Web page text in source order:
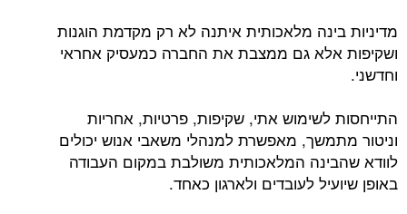
מדיניות בינה מלאכותית איתנה לא רק מקדמת הוגנות
ושקיפות אלא גם ממצבת את החברה כמעסיק אחראי
וחדשני.
התייחסות לשימוש אתי, שקיפות, פרטיות, אחריות
וניטור מתמשך, מאפשרת למנהלי משאבי אנוש יכולים
לוודא שהבינה המלאכותית משולבת במקום העבודה
באופן שיועיל לעובדים ולארגון כאחד.